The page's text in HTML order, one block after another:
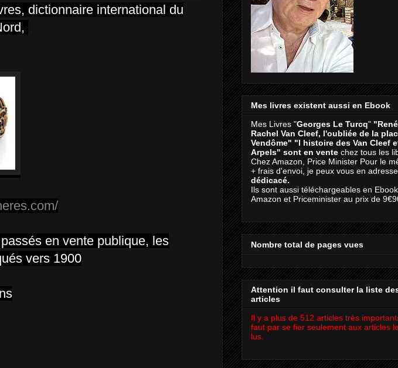
dictionnaire international du
en vente publique, les
vers 1900
Mes livres existent aussi en Ebook
Mes Livres "Georges Le Turcq"
Rachel Van Cleef, l'oubliée de la
Vendôme" "l histoire des Van Cleef
Arpels" sont en vente chez tous les
Chez Amazon, Price Minister Pour le
+ frais d'envoi, je peux vous en
dédicacé.
Ils sont aussi téléchargeables en
Amazon et Priceminister au prix de
Nombre total de pages vues
Attention il faut consulter la liste
articles
Il y a plus de 512 articles très
faut par se fier seulement aux articles
lus.